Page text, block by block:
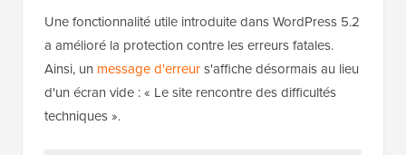
Une fonctionnalité utile introduite dans WordPress 5.2
a amélioré la protection contre les erreurs fatales.
Ainsi, un message d'erreurs'affiche désormais au lieu
d'un écran vide : « Le site rencontre des difficultés
techniques ».